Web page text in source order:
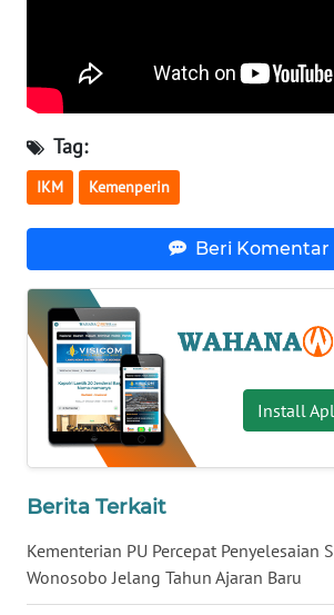
Tag:
IKM Kemenperin
Beri Komentar
Install
Berita Terkait
Kementerian PU Percepat Penyelesaian
Wonosobo Jelang Tahun Ajaran Baru
WN
JOGJA
WN
WN
WN
KALBAR
WN
KALTENG
KALTARA
WN